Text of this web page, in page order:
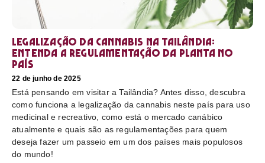
Legalização da cannabis na Tailândia:
Entenda a regulamentação da planta no
país
22 de junho de 2025
Está pensando em visitar a Tailândia? Antes disso, descubra
como funciona a legalização da cannabis neste país para uso
medicinal e recreativo, como está o mercado canábico
atualmente e quais são as regulamentações para quem
deseja fazer um passeio em um dos países mais populosos
do mundo!